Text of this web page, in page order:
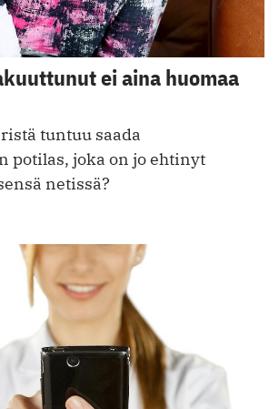
ei aina huomaa
tuntuu saada
potilas, joka on jo ehtinyt
netissä?